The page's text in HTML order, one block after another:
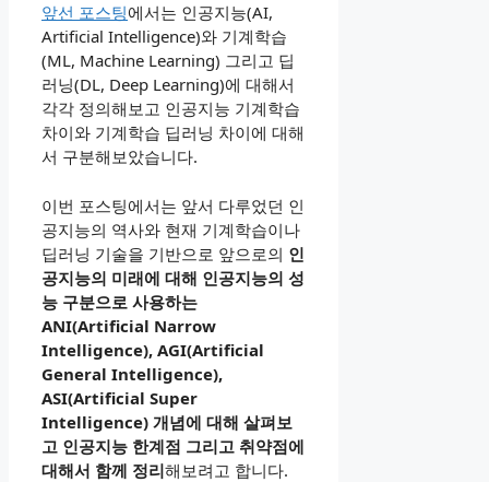
앞선 포스팅에서는 인공지능(AI,
Artificial Intelligence)와 기계학습
(ML, Machine Learning) 그리고 딥
러닝(DL, Deep Learning)에 대해서
각각 정의해보고 인공지능 기계학습
차이와 기계학습 딥러닝 차이에 대해
서 구분해보았습니다.
이번 포스팅에서는 앞서 다루었던 인
공지능의 역사와 현재 기계학습이나
딥러닝 기술을 기반으로 앞으로의 인
공지능의 미래에 대해 인공지능의 성
능 구분으로 사용하는
ANI(Artificial Narrow
Intelligence), AGI(Artificial
General Intelligence),
ASI(Artificial Super
Intelligence) 개념에 대해 살펴보
고 인공지능 한계점 그리고 취약점에
대해서 함께 정리해보려고 합니다.